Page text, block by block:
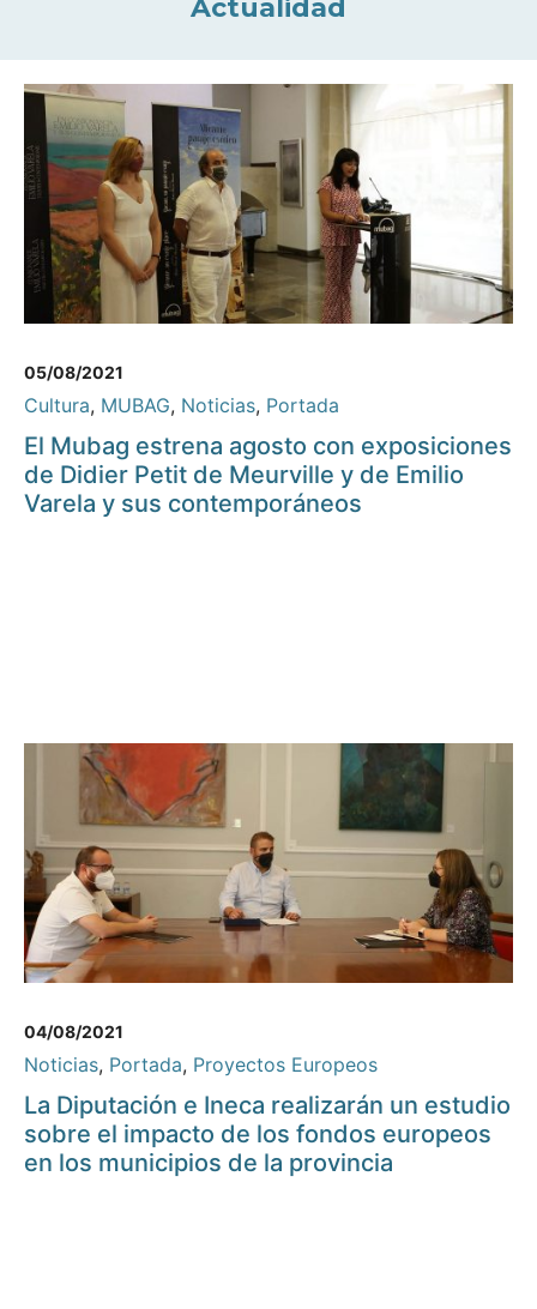
Actualidad
05/08/2021
Cultura, MUBAG, Noticias, Portada
El Mubag estrena agosto con exposiciones
de Didier Petit de Meurville y de Emilio
Varela y sus contemporáneos
04/08/2021
Noticias, Portada, Proyectos Europeos
La Diputación e Ineca realizarán un estudio
sobre el impacto de los fondos europeos
en los municipios de la provincia